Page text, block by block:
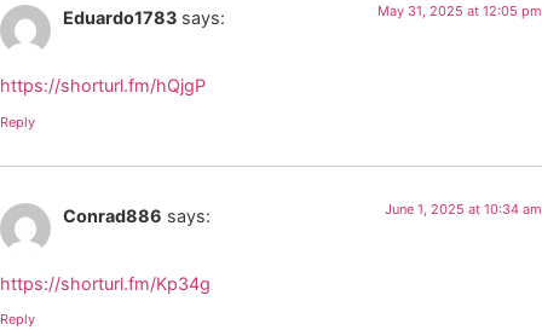
Eduardo1783 says: May 31, 2025 at 12:05 pm
https://shorturl.fm/hQjgP
Reply
Conrad886 says: June 1, 2025 at 10:34 am
https://shorturl.fm/Kp34g
Reply